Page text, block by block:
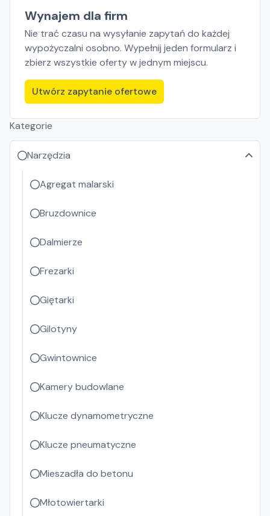
Wynajem dla firm
Nie trać czasu na wysyłanie zapytań do każdej
wypożyczalni osobno. Wypełnij jeden formularz i
zbierz wszystkie oferty w jednym miejscu.
Utwórz zapytanie ofertowe
Kategorie
Narzędzia
Agregat malarski
Bruzdownice
Dalmierze
Frezarki
Giętarki
Gilotyny
Gwintownice
Kamery budowlane
Klucze dynamometryczne
Klucze pneumatyczne
Mieszadła do betonu
Młotowiertarki